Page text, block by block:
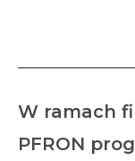
W ramach
PFRON